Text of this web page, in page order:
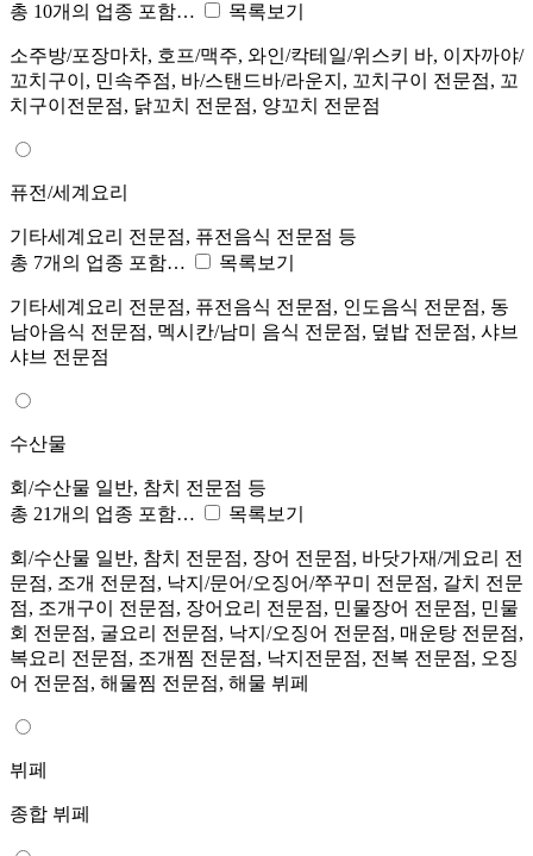
총 10개의 업종 포함…
목록보기
소주방/포장마차, 호프/맥주, 와인/칵테일/위스키 바, 이자까야/
꼬치구이, 민속주점, 바/스탠드바/라운지, 꼬치구이 전문점, 꼬
치구이전문점, 닭꼬치 전문점, 양꼬치 전문점
퓨전/세계요리
기타세계요리 전문점, 퓨전음식 전문점 등
총 7개의 업종 포함…
목록보기
기타세계요리 전문점, 퓨전음식 전문점, 인도음식 전문점, 동
남아음식 전문점, 멕시칸/남미 음식 전문점, 덮밥 전문점, 샤브
샤브 전문점
수산물
회/수산물 일반, 참치 전문점 등
총 21개의 업종 포함…
목록보기
회/수산물 일반, 참치 전문점, 장어 전문점, 바닷가재/게요리 전
문점, 조개 전문점, 낙지/문어/오징어/쭈꾸미 전문점, 갈치 전문
점, 조개구이 전문점, 장어요리 전문점, 민물장어 전문점, 민물
회 전문점, 굴요리 전문점, 낙지/오징어 전문점, 매운탕 전문점,
복요리 전문점, 조개찜 전문점, 낙지전문점, 전복 전문점, 오징
어 전문점, 해물찜 전문점, 해물 뷔페
뷔페
종합 뷔페